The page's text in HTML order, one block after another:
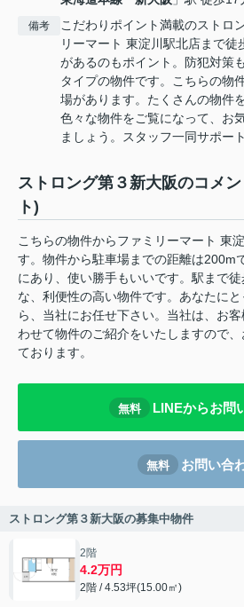
備考
こだわりポイント満載のストロ
リーマート 東淀川駅北店まで徒
があるのもポイント。防犯対策
タイプの物件です。こちらの物
場があります。たくさんの物件
色々な物件をご覧になって、お
ましょう。スタッフ一同サポー
ストロング第３新大阪のコメ
ト)
こちらの物件からファミリーマート 東
す。物件から駐車場までの距離は200m
にあり、使い勝手もいいです。駅まで
な、利便性の高い物件です。あなたに
ら、当社にお任せ下さい。当社は、お
わせて物件のご紹介をいたしますので
ております。
無料 LINEからお問
無料 お問い合
ストロング第３新大阪の募集中物件
2階
4.2万円
2階 / 4.53坪(15.00㎡)